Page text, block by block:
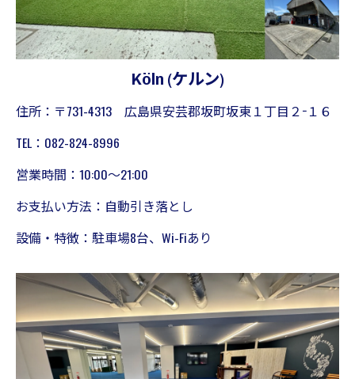
Köln (ケルン)
住所：〒731-4313 広島県安芸郡坂町坂東１丁目２−１６
TEL：082-824-8996
営業時間：10:00～21:00
お支払い方法：自動引き落とし
設備・特徴：駐車場8台、Wi-Fiあり